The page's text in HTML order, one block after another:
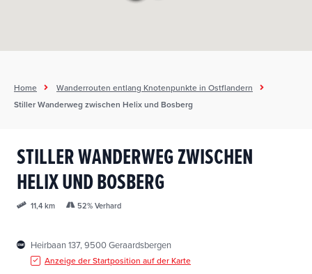
STILLER WANDERWEG ZWISCHEN
HELIX UND BOSBERG
11,4 km 52% Verhard
Heirbaan 137, 9500 Geraardsbergen
Anzeige der Startposition auf der Karte
Home
Wanderrouten entlang Knotenpunkte in Ostflandern
Stiller Wanderweg zwischen Helix und Bosberg